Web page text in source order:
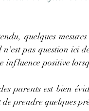
quelques
pas question ici
influence positive
parents est bien
de prendre quelques